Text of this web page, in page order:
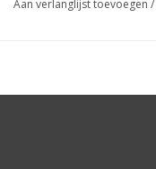
Aan verlanglijst toevoegen /